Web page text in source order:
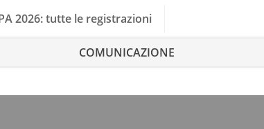
2026: tutte le registrazioni
COMUNICAZIONE